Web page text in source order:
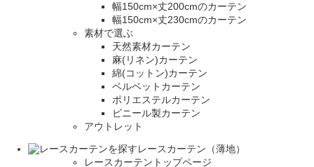
幅150cm×丈200cmのカーテン
幅150cm×丈230cmのカーテン
素材で選ぶ
天然素材カーテン
麻(リネン)カーテン
綿(コットン)カーテン
ベルベットカーテン
ポリエステルカーテン
ビニール製カーテン
アウトレット
レースカーテン（薄地）
レースカーテントップページ